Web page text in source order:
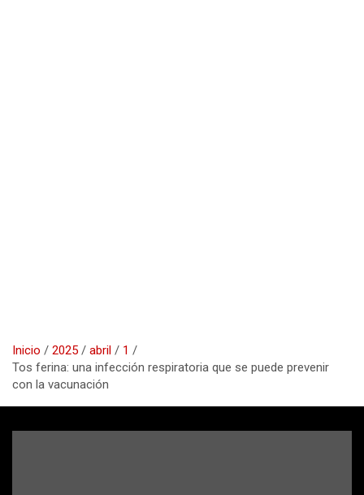
Inicio 2025 abril
1
Tos ferina: una infección respiratoria que se puede prevenir
con la vacunación